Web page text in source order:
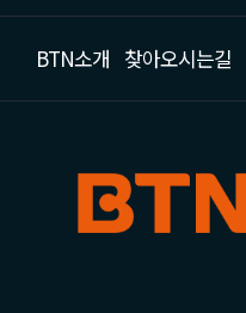
BTN소개 찾아오시는길